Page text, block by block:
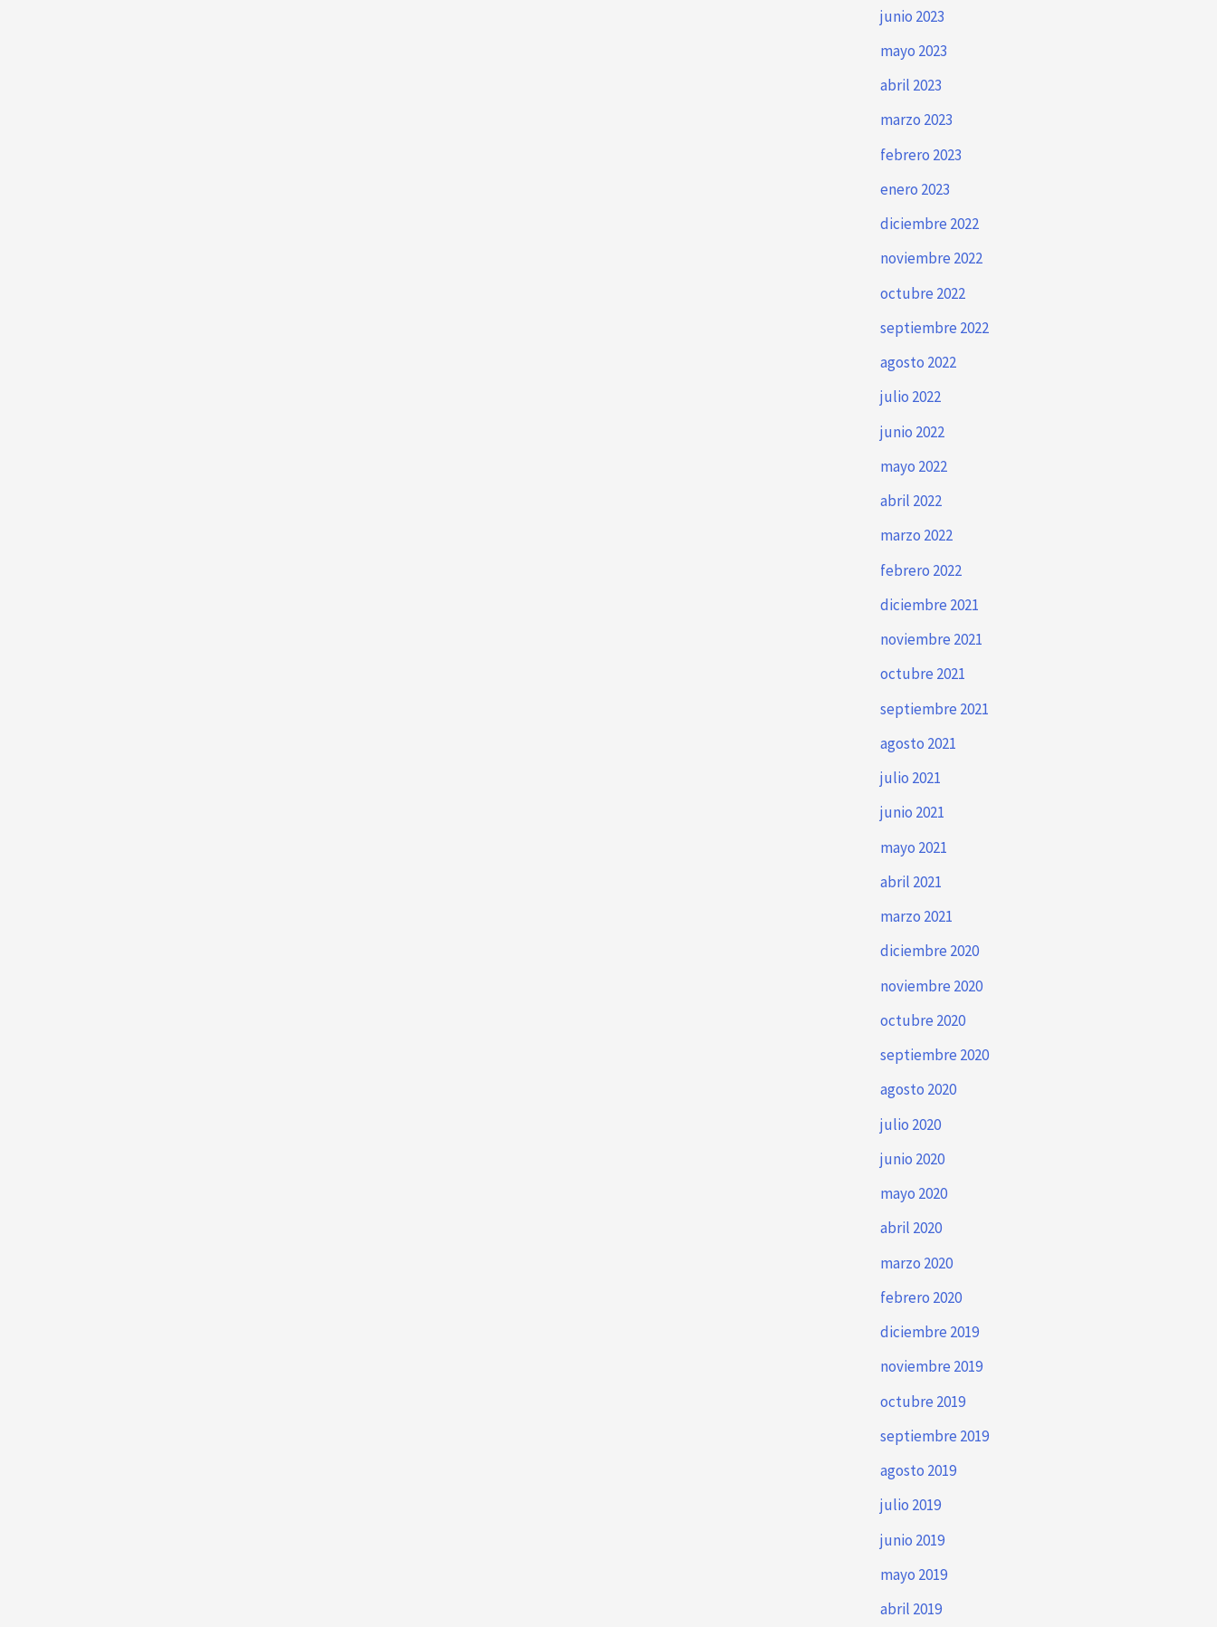
junio 2023
mayo 2023
abril 2023
marzo 2023
febrero 2023
enero 2023
diciembre 2022
noviembre 2022
octubre 2022
septiembre 2022
agosto 2022
julio 2022
junio 2022
mayo 2022
abril 2022
marzo 2022
febrero 2022
diciembre 2021
noviembre 2021
octubre 2021
septiembre 2021
agosto 2021
julio 2021
junio 2021
mayo 2021
abril 2021
marzo 2021
diciembre 2020
noviembre 2020
octubre 2020
septiembre 2020
agosto 2020
julio 2020
junio 2020
mayo 2020
abril 2020
marzo 2020
febrero 2020
diciembre 2019
noviembre 2019
octubre 2019
septiembre 2019
agosto 2019
julio 2019
junio 2019
mayo 2019
abril 2019